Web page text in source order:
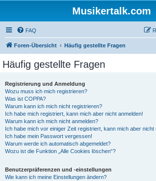
Musikertalk.com
FAQ
Foren-Übersicht Häufig gestellte Fragen
Häufig gestellte Fragen
Registrierung und Anmeldung
Wozu muss ich mich registrieren?
Was ist COPPA?
Warum kann ich mich nicht registrieren?
Ich habe mich registriert, kann mich aber nicht anmelden!
Warum kann ich mich nicht anmelden?
Ich habe mich vor einiger Zeit registriert, kann mich aber nicht
Ich habe mein Passwort vergessen!
Warum werde ich automatisch abgemeldet?
Wozu ist die Funktion „Alle Cookies löschen“?
Benutzerpräferenzen und -einstellungen
Wie kann ich meine Einstellungen ändern?